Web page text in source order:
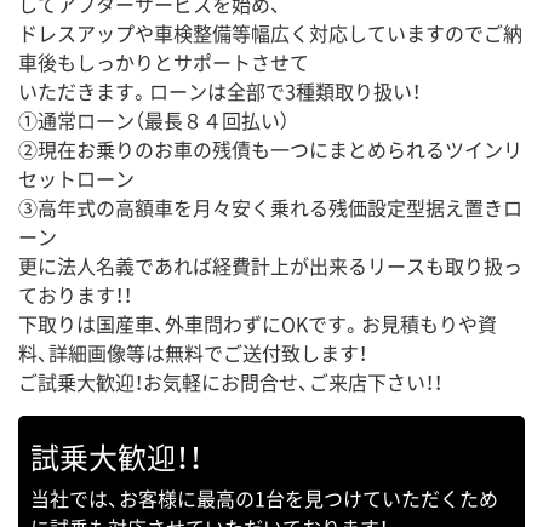
ドレスアップや車検整備等幅広く対応していますのでご納
車後もしっかりとサポートさせて
いただきます。ローンは全部で3種類取り扱い！
①通常ローン（最長８４回払い）
②現在お乗りのお車の残債も一つにまとめられるツインリ
セットローン
③高年式の高額車を月々安く乗れる残価設定型据え置きロ
ーン
更に法人名義であれば経費計上が出来るリースも取り扱っ
ております！！
下取りは国産車、外車問わずにOKです。お見積もりや資
料、詳細画像等は無料でご送付致します！
ご試乗大歓迎！お気軽にお問合せ、ご来店下さい！！
試乗大歓迎！！
当社では、お客様に最高の1台を見つけていただくため